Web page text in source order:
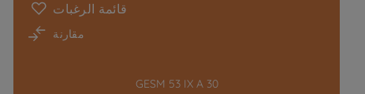
قائمة الرغبات
مقارنة
GESM 53 IX A 30